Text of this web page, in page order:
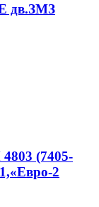
дв.ЗМЗ
(7405-
2